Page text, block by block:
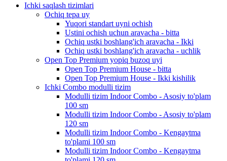
Ichki saqlash tizimlari
Ochiq tepa uy
Yuqori standart uyni ochish
Ustini ochish uchun aravacha - bitta
Ochiq ustki boshlang'ich aravacha - Ikki
Ochiq ustki boshlang'ich aravacha - uchlik
Open Top Premium yopiq buzoq uyi
Open Top Premium House - bitta
Open Top Premium House - Ikki kishilik
Ichki Combo modulli tizim
Modulli tizim Indoor Combo - Asosiy to'plam
100 sm
Modulli tizim Indoor Combo - Asosiy to'plam
120 sm
Modulli tizim Indoor Combo - Kengaytma
to'plami 100 sm
Modulli tizim Indoor Combo - Kengaytma